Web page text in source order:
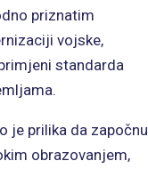
priznatim
vojske,
standarda
je prilika da započnu
obrazovanjem,